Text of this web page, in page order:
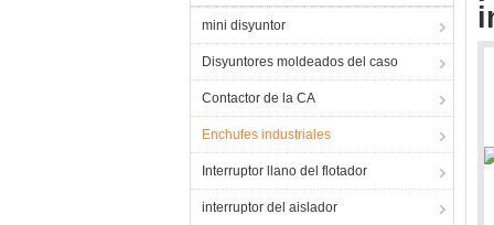
mini disyuntor
Disyuntores moldeados del caso
Contactor de la CA
Enchufes industriales
Interruptor llano del flotador
interruptor del aislador